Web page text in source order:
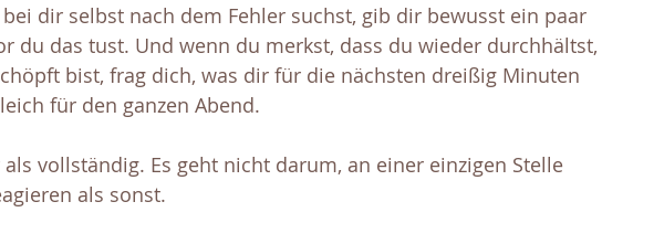
dir selbst nach dem Fehler suchst, gib dir bewusst ein paar
du das tust. Und wenn du merkst, dass du wieder durchhältst,
bist, frag dich, was dir für die nächsten dreißig Minuten
für den ganzen Abend.
vollständig. Es geht nicht darum, an einer einzigen Stelle
als sonst.